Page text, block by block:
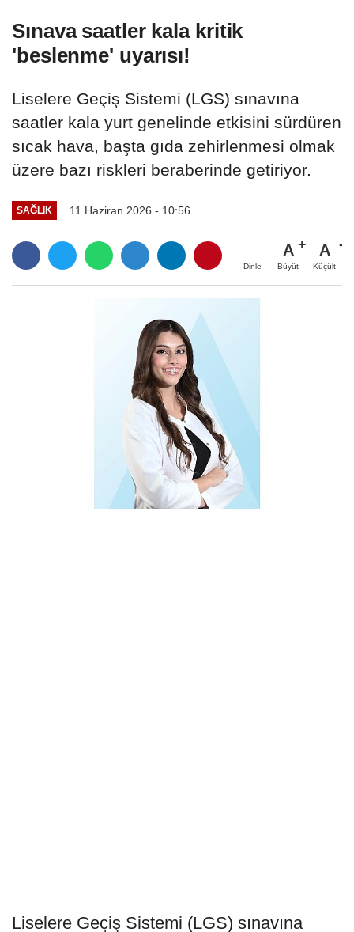
Sınava saatler kala kritik
'beslenme' uyarısı!
Liselere Geçiş Sistemi (LGS) sınavına
saatler kala yurt genelinde etkisini sürdüren
sıcak hava, başta gıda zehirlenmesi olmak
üzere bazı riskleri beraberinde getiriyor.
SAĞLIK 11 Haziran 2026 - 10:56
Dinle
A
Büyüt
A
Küçült
Liselere Geçiş Sistemi (LGS) sınavına